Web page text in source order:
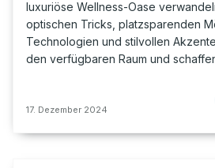
luxuriöse Wellness-Oase
optischen Tricks, platzsparenden
Technologien und stilvollen
den verfügbaren Raum und
17. Dezember 2024